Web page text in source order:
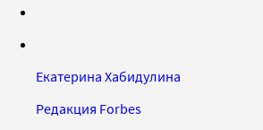
Екатерина Хабидулина
Редакция Forbes